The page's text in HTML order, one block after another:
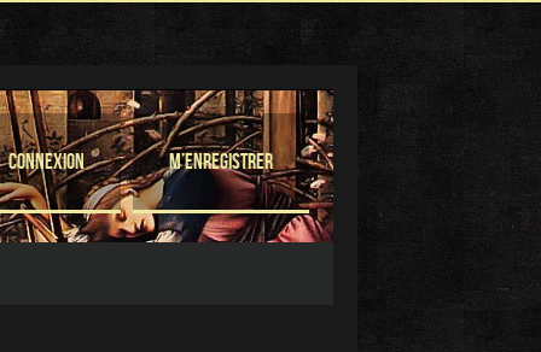
Connexion M’enregistrer